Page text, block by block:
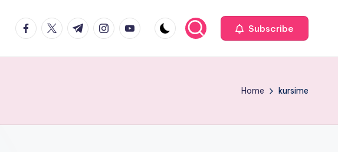
facebook.com
twitter.com
t.me instagram.com
youtube.com Subscribe
Home kursime